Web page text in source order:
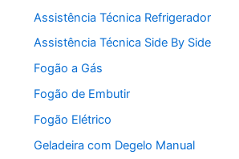
Assistência Técnica Refrigerador
Assistência Técnica Side By Side
Fogão a Gás
Fogão de Embutir
Fogão Elétrico
Geladeira com Degelo Manual